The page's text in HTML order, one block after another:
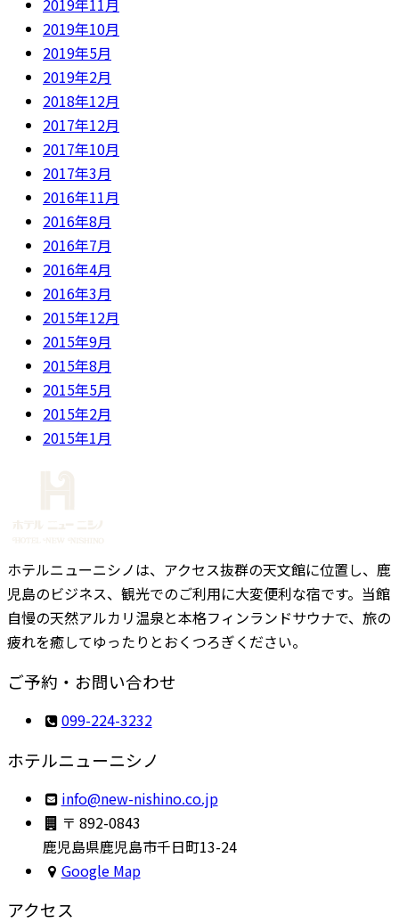
2019年11月
2019年10月
2019年5月
2019年2月
2018年12月
2017年12月
2017年10月
2017年3月
2016年11月
2016年8月
2016年7月
2016年4月
2016年3月
2015年12月
2015年9月
2015年8月
2015年5月
2015年2月
2015年1月
ホテルニューニシノは、アクセス抜群の天文館に位置し、鹿
児島のビジネス、観光でのご利用に大変便利な宿です。当館
自慢の天然アルカリ温泉と本格フィンランドサウナで、旅の
疲れを癒してゆったりとおくつろぎください。
ご予約・お問い合わせ
099-224-3232
ホテルニューニシノ
pj.oc
.onih
sin-w
en@of
ni
〒 892-0843
鹿児島県鹿児島市千日町13-24
Google Map
アクセス